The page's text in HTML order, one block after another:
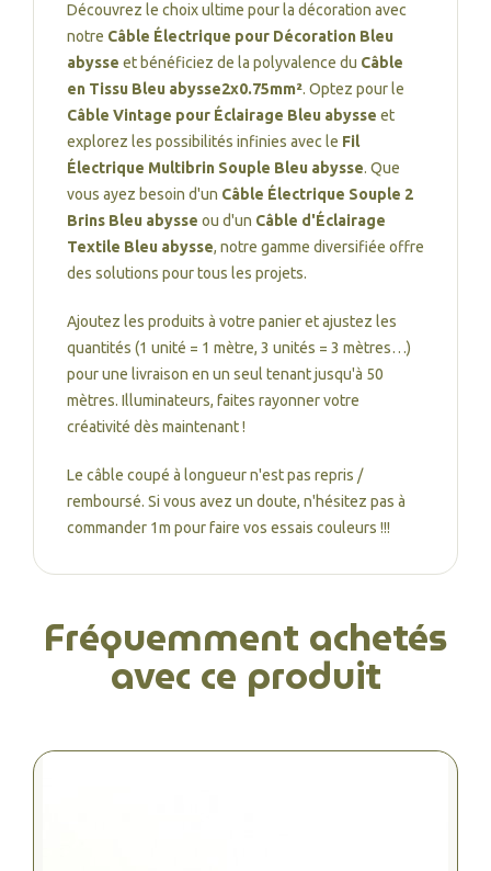
Découvrez le choix ultime pour la décoration avec
notre Câble Électrique pour Décoration Bleu
abysse et bénéficiez de la polyvalence du Câble
en Tissu Bleu abysse2x0.75mm². Optez pour le
Câble Vintage pour Éclairage Bleu abysse et
explorez les possibilités infinies avec le Fil
Électrique Multibrin Souple Bleu abysse. Que
vous ayez besoin d'un Câble Électrique Souple 2
Brins Bleu abysse ou d'un Câble d'Éclairage
Textile Bleu abysse, notre gamme diversifiée offre
des solutions pour tous les projets.
Ajoutez les produits à votre panier et ajustez les
quantités (1 unité = 1 mètre, 3 unités = 3 mètres…)
pour une livraison en un seul tenant jusqu'à 50
mètres. Illuminateurs, faites rayonner votre
créativité dès maintenant !
Le câble coupé à longueur n'est pas repris /
remboursé. Si vous avez un doute, n'hésitez pas à
commander 1m pour faire vos essais couleurs !!!
Fréquemment achetés
avec ce produit